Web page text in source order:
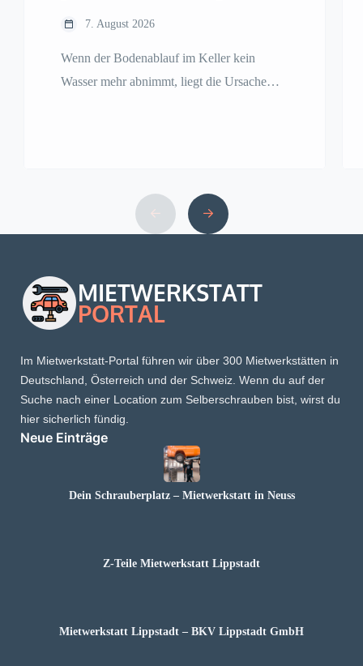
7. August 2026
Wenn der Bodenablauf im Keller kein
Wasser mehr abnimmt, liegt die Ursache
Kamerainspektion) und wann in Wien ein
Fachbetrieb wie Abflussrohrclean ARC
Im Mietwerkstatt-Portal führen wir über 300 Mietwerkstätten in
Deutschland, Österreich und der Schweiz. Wenn du auf der
Suche nach einer Location zum Selberschrauben bist, wirst du
hier sicherlich fündig.
Neue Einträge
Dein Schrauberplatz – Mietwerkstatt in Neuss
Z-Teile Mietwerkstatt Lippstadt
Mietwerkstatt Lippstadt – BKV Lippstadt GmbH